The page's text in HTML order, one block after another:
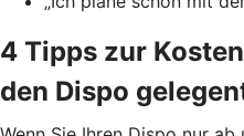
4 Tipps zur
den Dispo